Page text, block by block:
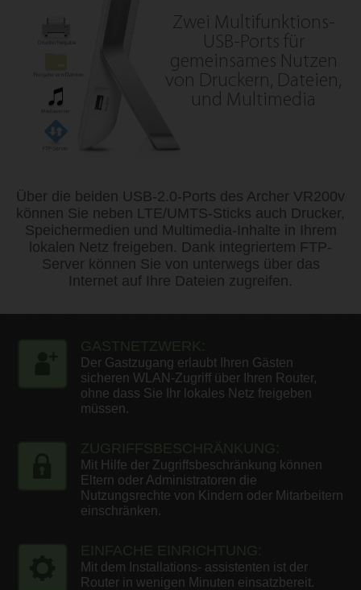
Zwei Multifunktions-
USB-Ports für
gemeinsames Nutzen
von Druckern, Dateien,
und Multimedia
Über die beiden USB-2.0-Ports des Archer VR200v
können Sie neben LTE/UMTS-Sticks auch Drucker,
Speichermedien und Multimedia-Inhalte in Ihrem
lokalen Netz freigeben. Dank integriertem FTP-
Server können Sie von unterwegs über das
Internet auf Ihre Dateien zugreifen.
GASTNETZWERK:
Der Gastzugang erlaubt Ihren Gästen
sicheren WLAN-Zugriff über Ihren Router,
ohne dass Sie Ihr lokales Netz freigeben
müssen.
ZUGRIFFSBESCHRÄNKUNG:
Mit Hilfe der Zugriffsbeschränkung können
Eltern oder Administratoren die
Nutzungsrechte von Kindern oder Mitarbeitern
einschränken.
EINFACHE EINRICHTUNG:
Mit dem Installations- assistenten ist der
Router in wenigen Minuten einsatzbereit.